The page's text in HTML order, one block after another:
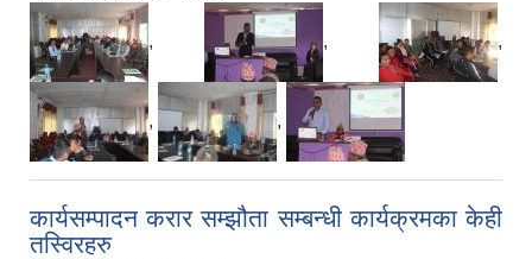
, , ,
, ,
कार्यसम्पादन करार सम्झौता सम्बन्धी कार्यक्रमका केही
तस्विरहरु